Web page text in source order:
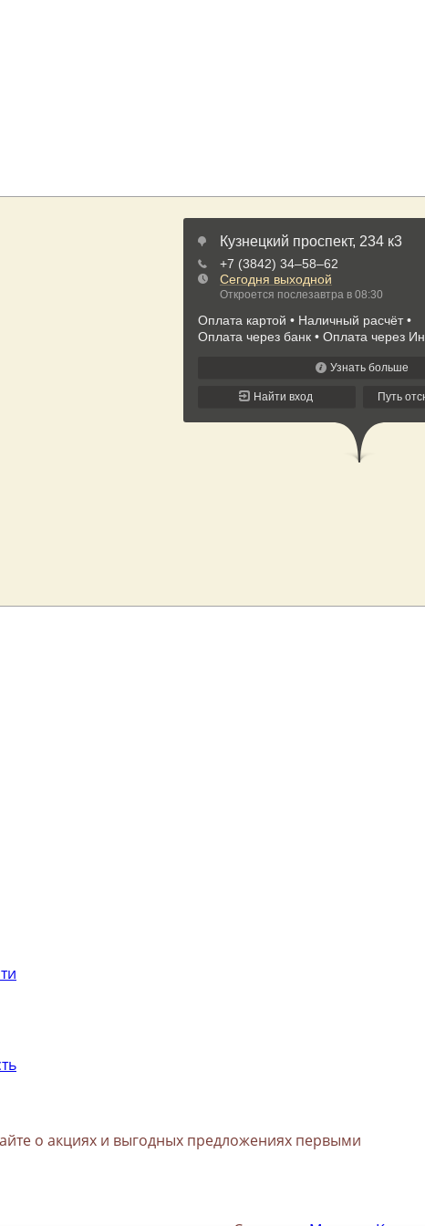
о акциях и выгодных предложениях первыми